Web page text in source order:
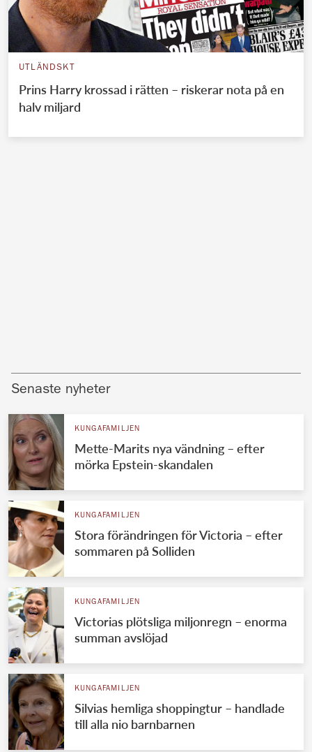
UTLÄNDSKT
Prins Harry krossad i rätten – riskerar nota på en
halv miljard
Senaste nyheter
KUNGAFAMILJEN
Mette-Marits nya vändning – efter
mörka Epstein-skandalen
KUNGAFAMILJEN
Stora förändringen för Victoria – efter
sommaren på Solliden
KUNGAFAMILJEN
Victorias plötsliga miljonregn – enorma
summan avslöjad
KUNGAFAMILJEN
Silvias hemliga shoppingtur – handlade
till alla nio barnbarnen